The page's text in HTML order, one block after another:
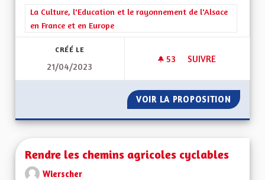
Filtrer les résultats de la catégorie : La Culture, l'Education et
La Culture, l'Education et le rayonnement de l'Alsace
en France et en Europe
CRÉÉ LE
21/04/2023
53 53 ABONNÉS
SUIVRE
VOIR LA PROPOSITION
Rendre les chemins agricoles cyclables
Wierscher